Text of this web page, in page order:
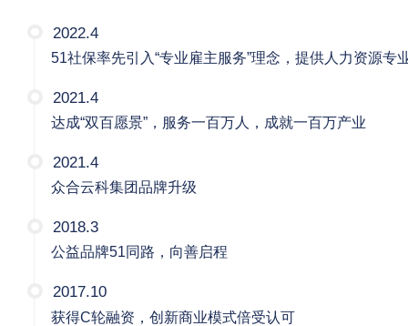
2022.4
51社保率先引入“专业雇主服务”理念，提供人力资源专
2021.4
达成“双百愿景”，服务一百万人，成就一百万产业
2021.4
众合云科集团品牌升级
2018.3
公益品牌51同路，向善启程
2017.10
获得C轮融资，创新商业模式倍受认可